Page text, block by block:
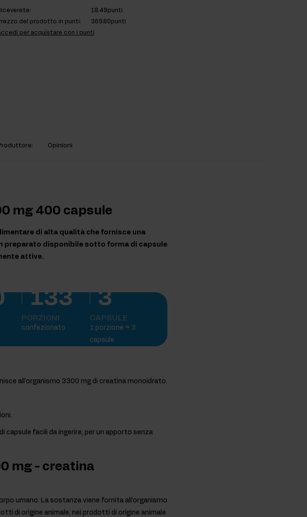
18.49punti
del prodotto in punti:
369.80punti
per acquistare con i punti
Opinioni
mg 400 capsule
di alta qualità che fornisce una
preparato disponibile sotto forma di capsule
attive.
133
PORZIONI
confezionato
3
CAPSULE
1 porzione = 3
capsule
all'organismo 3300 mg di creatina monoidrato.
facili da ingerire, per un apporto senza
mg - creatina
umano. La sostanza viene fornita all'organismo
di origine animale, nei prodotti di origine animale